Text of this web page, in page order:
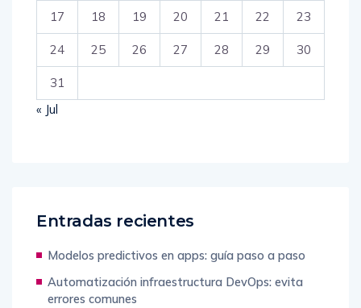
17 18 19 20 21 22 23
24 25 26 27 28 29 30
31
« Jul
Entradas recientes
Modelos predictivos en apps: guía paso a paso
Automatización infraestructura DevOps: evita
errores comunes